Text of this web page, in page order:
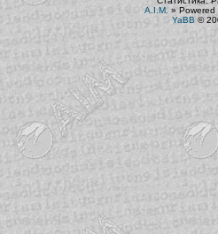
A.I.M. » Powered
YaBB ©